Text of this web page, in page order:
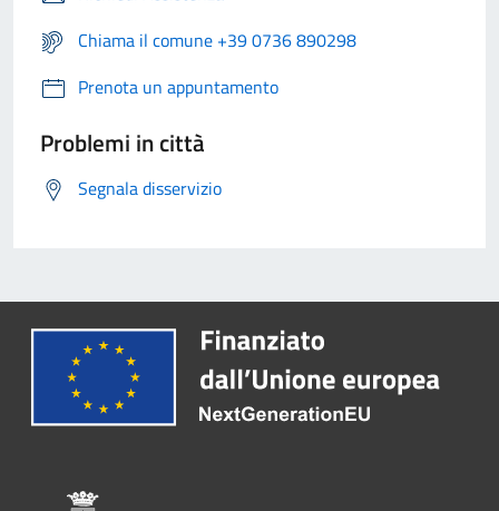
Chiama il comune +39 0736 890298
Prenota un appuntamento
Problemi in città
Segnala disservizio